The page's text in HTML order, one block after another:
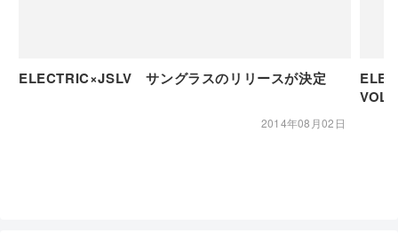
ELECTRIC×JSLV サングラスのリリースが決定
2014年08月02日